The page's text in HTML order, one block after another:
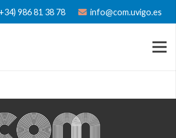
986 81 38 78 info@com.uvigo.es